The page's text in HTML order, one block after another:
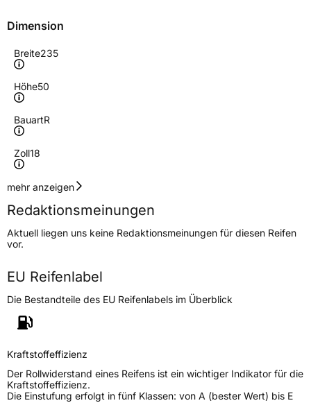
Dimension
Breite235
Höhe50
BauartR
Zoll18
Geschwindigkeitsindex
Höchstgeschwindigkeit
240 km/h
Lastindex97
Höchstlast730 kg
Generelle Merkmale
Fahrzeugtyp
VerwendungSommerreifen
ModellnameTR259
FahrzeugartPKW & SUV
mehr anzeigen
Redaktionsmeinungen
Aktuell liegen uns keine Redaktionsmeinungen für diesen Reifen
vor.
EU Reifenlabel
Die Bestandteile des EU Reifenlabels im Überblick
Kraftstoffeffizienz
Der Rollwiderstand eines Reifens ist ein wichtiger Indikator für die
Kraftstoffeffizienz.
Die Einstufung erfolgt in fünf Klassen: von A (bester Wert) bis E